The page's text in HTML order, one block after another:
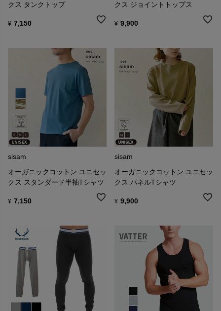
クス タンクトップ
¥ 7,150
クス ジョイントトップス
¥ 9,900
sisam
オーガニックコットン ユニセッ
クス スタンダード半袖Tシャツ
¥ 7,150
sisam
オーガニックコットン ユニセッ
クス パネルTシャツ
¥ 9,900